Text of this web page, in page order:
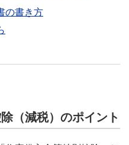
の書き方
（減税）のポイント